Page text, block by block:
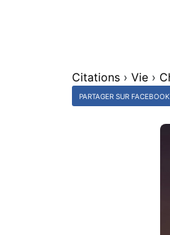
Citations › Vie ›
PARTAGER SUR FACEBOOK